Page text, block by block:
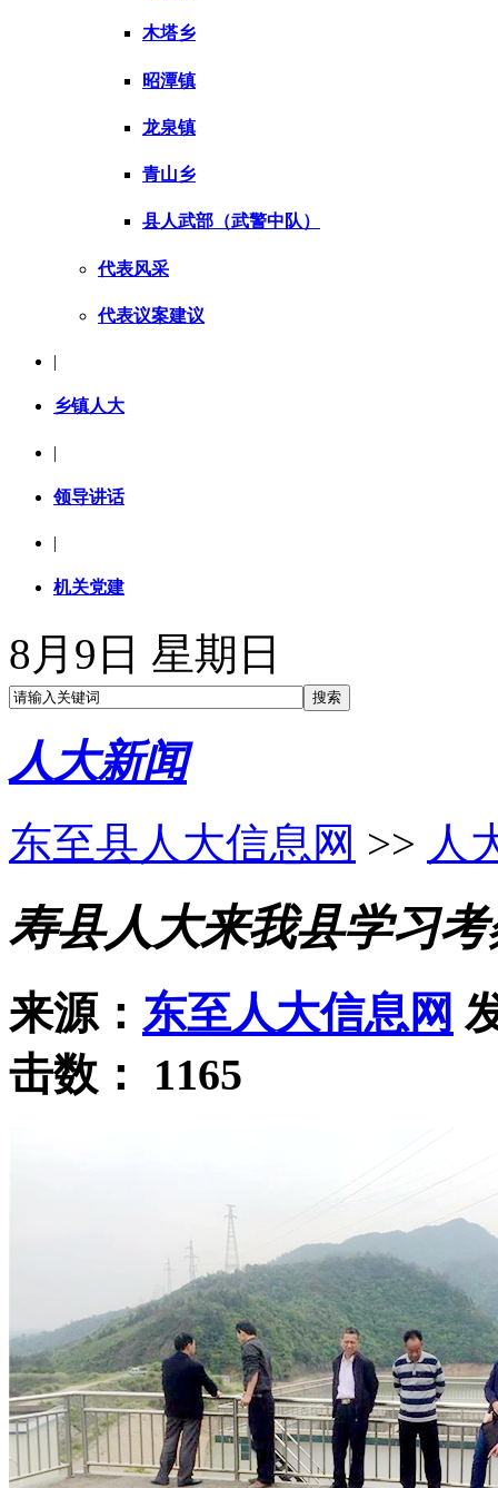
木塔乡
昭潭镇
龙泉镇
青山乡
县人武部（武警中队）
代表风采
代表议案建议
|
乡镇人大
|
领导讲话
|
机关党建
8月9日 星期日
人大新闻
东至县人大信息网 >> 人
寿县人大来我县学习
来源： 东至人大信息网
击数： 1165